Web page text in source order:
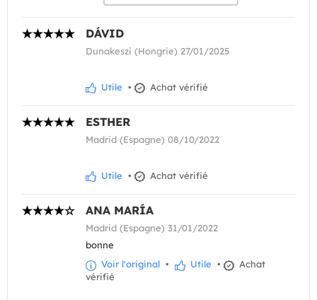
DÁVID
Dunakeszi (Hongrie) 27/01/2025
Utile • Achat vérifié
ESTHER
Madrid (Espagne) 08/10/2022
Utile • Achat vérifié
ANA MARÍA
Madrid (Espagne) 31/01/2022
bonne
Voir l'original • Utile •
Achat
vérifié